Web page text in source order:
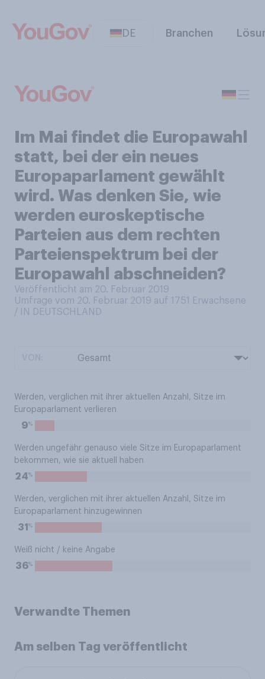
DE Branchen
Im Mai findet die Europawahl
statt, bei der ein neues
Europaparlament gewählt
wird. Was denken Sie, wie
werden euroskeptische
Parteien aus dem rechten
Parteienspektrum bei der
Europawahl abschneiden?
Veröffentlicht am 20. Februar 2019
Umfrage vom 20. Februar 2019 auf 1751
Erwachsene
/ IN DEUTSCHLAND
Werden, verglichen mit ihrer aktuellen Anzahl, Sitze im
Europaparlament verlieren
9%
Werden ungefähr genauso viele Sitze im Europaparlament
bekommen, wie sie aktuell haben
24%
Werden, verglichen mit ihrer aktuellen Anzahl, Sitze im
Europaparlament hinzugewinnen
31 %
Weiß nicht / keine Angabe
36%
Verwandte Themen
Am selben Tag veröffentlicht